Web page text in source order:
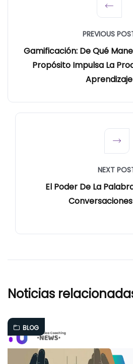
PREVIOUS
Gamificación: De Qué
Propósito Impulsa La
Aprendizaje
NEXT
El Poder De La
Noticias
BLOG